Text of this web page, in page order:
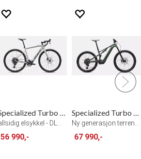
Specialized Turbo Creo 2
56 990,-
Specialized Turbo Levo 4 Alloy
67 990,-